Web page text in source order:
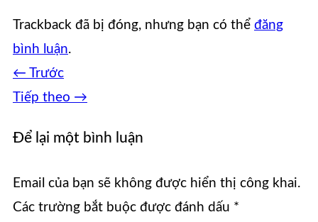
Trackback đã bị đóng, nhưng bạn có thể đăng
bình luận.
← Trước
Tiếp theo →
Để lại một bình luận
Email của bạn sẽ không được hiển thị công khai.
Các trường bắt buộc được đánh dấu *